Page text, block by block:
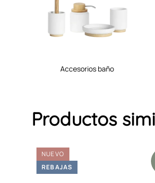
accesorios baño
Productos
NUEVO
REBAJAS